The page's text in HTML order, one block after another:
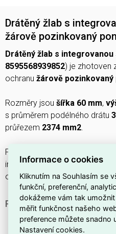
Drátěný žlab s
žárově pozinkovaný
Drátěný žlab s
8595568939852) je zhotoven
ochranu žárově pozinkovaný
Rozměry jsou šířka 60 mm,
s průměrem podélného drátu
průřezem 2374 mm2.
Provedení obsahuje
integrovanou přepážku (bez
obvodu (ne).
PROČ SI VYBRAT TENTO
Mášířku 60 mm,
omezeném prostoru.
Informace o cookies
Kliknutím na Souhlasím se
funkční, preferenční,
dokážeme vám tak
měřit funkčnost našeho
preference můžete snadno
Nastavení cookies.